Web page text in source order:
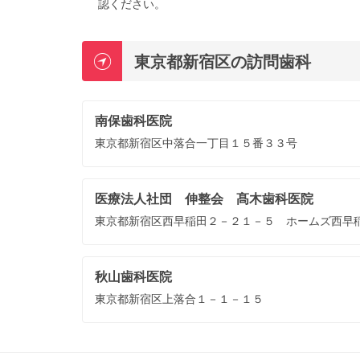
認ください。
東京都新宿区の訪問歯科
南保歯科医院
東京都新宿区中落合一丁目１５番３３号
医療法人社団 伸整会 髙木歯科医院
東京都新宿区西早稲田２－２１－５ ホームズ西早
秋山歯科医院
東京都新宿区上落合１－１－１５